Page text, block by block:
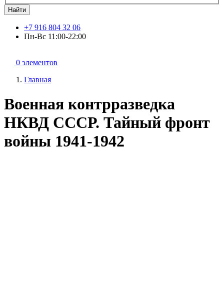
Найти
+7 916 804 32 06
Пн-Вс 11:00-22:00
0 элементов
Главная
Военная контрразведка
НКВД СССР. Тайный фронт
войны 1941-1942